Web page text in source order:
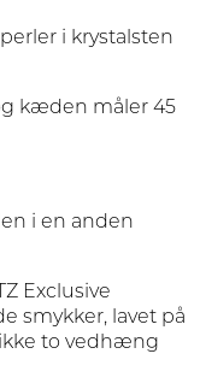
i krystalsten
kæden måler 45
i en anden
Exclusive
smykker, lavet på
to vedhæng